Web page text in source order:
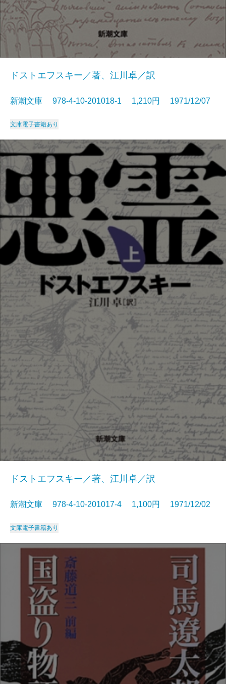
ドストエフスキー／著、江川卓／訳
新潮文庫 978-4-10-201018-1 1,210円 1971/12/07
文庫電子書籍あり
ドストエフスキー／著、江川卓／訳
新潮文庫 978-4-10-201017-4 1,100円 1971/12/02
文庫電子書籍あり